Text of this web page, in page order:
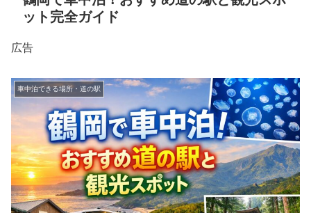
ット完全ガイド
広告
車中泊できる場所・道の駅